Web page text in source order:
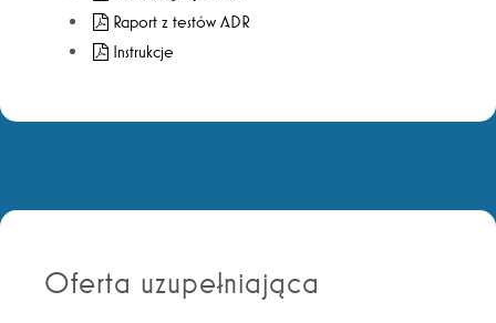
Raport z testów ADR
Instrukcje
Oferta uzupełniająca